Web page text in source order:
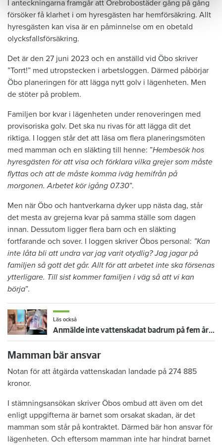
I anteckningarna framgår att Örebrobostäder gång på gång
försöker få klarhet i om hyresgästen har hemförsäkring. Allt
hyresgästen kan visa är en påminnelse om en obetald
olycksfallsförsäkring.
Det är den 27 juni 2023 och en anställd vid Öbo skriver
”Torrt!” med utropstecken i arbetsloggen. Därmed påbörjar
Öbo planeringen för att lägga nytt golv i lägenheten. Men
de stöter på problem.
Familjen bor kvar i lägenheten under renoveringen med
provisoriska golv. Det ska nu rivas för att lägga dit det
riktiga. I loggen står det att läsa om flera planeringsmöten
med mamman och en släkting till henne: ”Hembesök hos
hyresgästen för att visa och förklara vilka grejer som måste
flyttas och att de måste komma iväg hemifrån på
morgonen. Arbetet kör igång 07.30”.
Men när Öbo och hantverkarna dyker upp nästa dag, står
det mesta av grejerna kvar på samma ställe som dagen
innan. Dessutom ligger flera barn och en släkting
fortfarande och sover. I loggen skriver Öbos personal: ”Kan
inte låta bli att undra var jag varit otydlig? Jag jagar på
familjen så gott det går. Allt för att arbetet inte ska försenas
ytterligare. Till sist kommer familjen i väg så att vi kan
börja”.
Läs också
Anmälde inte vattenskadat badrum på fem år – krävs på 125 000 kronor
Mamman bär ansvar
Notan för att åtgärda vattenskadan landade på 274 885
kronor.
I stämningsansökan skriver Öbos ombud att även om det
enligt uppgifterna är barnet som orsakat skadan, är det
mamman som står på kontraktet. Därmed bär hon ansvar för
lägenheten. Och eftersom mamman inte har hindrat barnet